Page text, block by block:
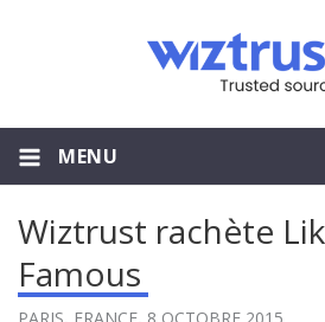
MENU
Wiztrust rachète
Famous